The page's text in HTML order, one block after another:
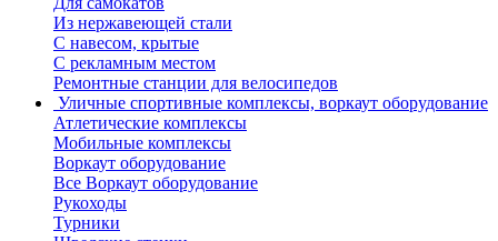
Из нержавеющей стали
С навесом, крытые
С рекламным местом
Ремонтные станции для велосипедов
Уличные спортивные комплексы, воркаут оборудование
Атлетические комплексы
Мобильные комплексы
Воркаут оборудование
Все Воркаут оборудование
Рукоходы
Турники